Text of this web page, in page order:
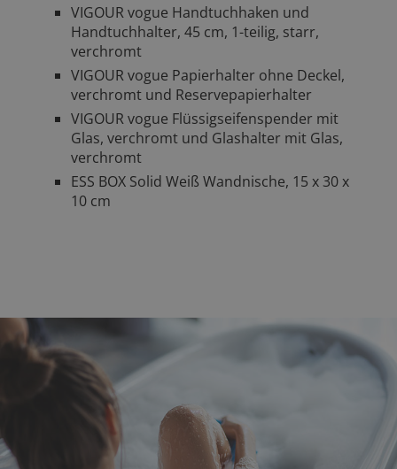
VIGOUR vogue Handtuchhaken und
Handtuchhalter, 45 cm, 1-teilig, starr,
verchromt
VIGOUR vogue Papierhalter ohne Deckel,
verchromt und Reservepapierhalter
VIGOUR vogue Flüssigseifenspender mit
Glas, verchromt und Glashalter mit Glas,
verchromt
ESS BOX Solid Weiß Wandnische, 15 x 30 x
10 cm